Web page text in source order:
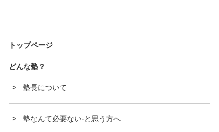
トップページ
どんな塾？
塾長について
塾なんて必要ない-と思う方へ